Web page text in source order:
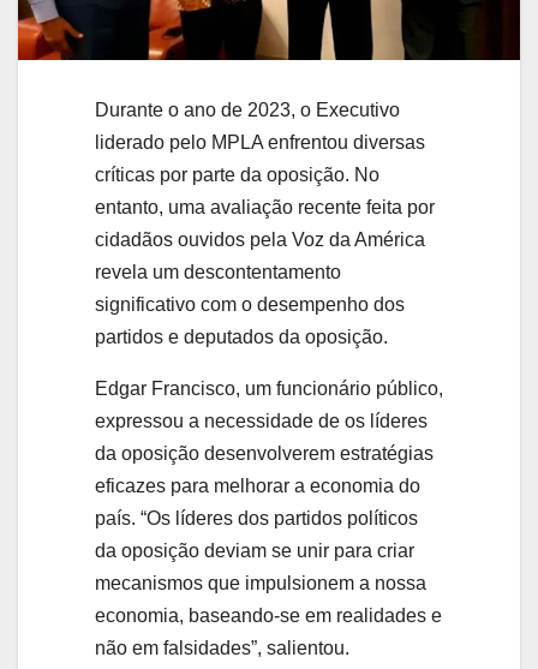
Durante o ano de 2023, o Executivo
liderado pelo MPLA enfrentou diversas
críticas por parte da oposição. No
entanto, uma avaliação recente feita por
cidadãos ouvidos pela Voz da América
revela um descontentamento
significativo com o desempenho dos
partidos e deputados da oposição.
Edgar Francisco, um funcionário público,
expressou a necessidade de os líderes
da oposição desenvolverem estratégias
eficazes para melhorar a economia do
país. “Os líderes dos partidos políticos
da oposição deviam se unir para criar
mecanismos que impulsionem a nossa
economia, baseando-se em realidades e
não em falsidades”, salientou.